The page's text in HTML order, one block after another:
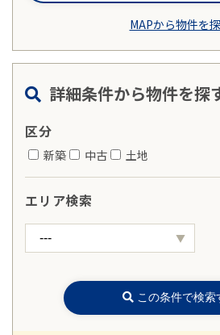
MAPから物件を
詳細条件から物件を探
区分
新築 中古 土地
エリア検索
この条件で検索